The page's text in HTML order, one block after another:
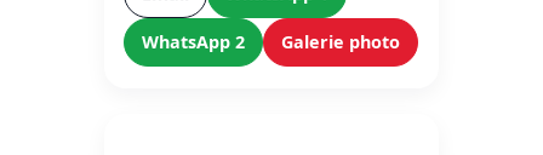
WhatsApp 2 Galerie photo